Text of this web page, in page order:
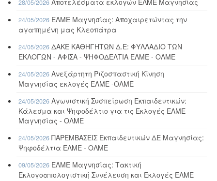
28/05/2026 Αποτελέσματα εκλογών ΕΛΜΕ Μαγνησίας
24/05/2026 ΕΛΜΕ Μαγνησίας: Αποχαιρετώντας την
αγαπημένη μας Κλεοπάτρα
24/05/2026 ΔΑΚΕ ΚΑΘΗΓΗΤΩΝ Δ.Ε: ΦΥΛΛΑΔΙΟ ΤΩΝ
ΕΚΛΟΓΩΝ - ΑΦΙΣΑ - ΨΗΦΟΔΕΛΤΙΑ ΕΛΜΕ - ΟΛΜΕ
24/05/2026 Ανεξάρτητη Ριζοσπαστική Κίνηση
Μαγνησίας εκλογές ΕΛΜΕ -ΟΛΜΕ
24/05/2026 Αγωνιστική Συσπείρωση Εκπαιδευτικών:
Κάλεσμα και Ψηφοδέλτιο για τις Εκλογές ΕΛΜΕ
Μαγνησίας - ΟΛΜΕ
24/05/2026 ΠΑΡΕΜΒΑΣΕΙΣ Εκπαιδευτικών ΔΕ Μαγνησίας:
Ψηφοδέλτια ΕΛΜΕ - ΟΛΜΕ
09/05/2026 ΕΛΜΕ Μαγνησίας: Τακτική
Εκλογοαπολογιστική Συνέλευση και Εκλογές ΕΛΜΕ